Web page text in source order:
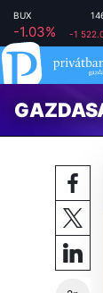
BUX
-1.03% -1